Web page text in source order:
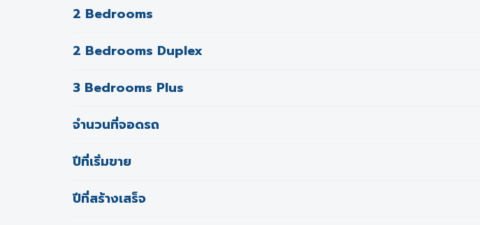
2 Bedrooms
2 Bedrooms Duplex
3 Bedrooms Plus
จำนวนที่จอดรถ
ปีที่เริ่มขาย
ปีที่สร้างเสร็จ